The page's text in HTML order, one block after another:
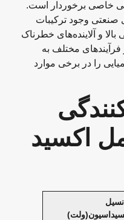
خاصی برخوردار است.
صنعتی وجود ترکیبات
و آلاینده‌های خطرناک
مختلف به
را در برخی موارد
اکسید